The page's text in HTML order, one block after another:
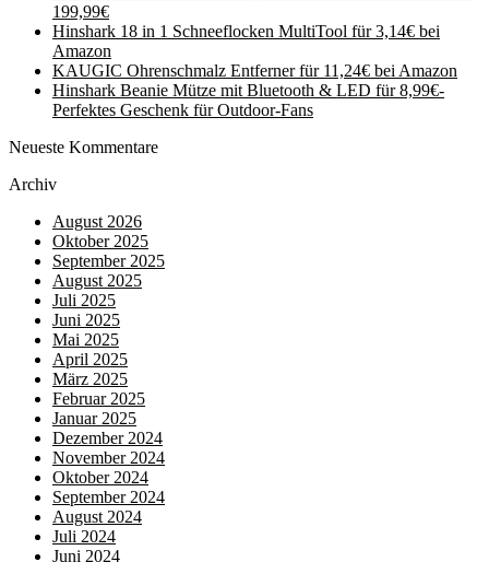
199,99€
Hinshark 18 in 1 Schneeflocken MultiTool für 3,14€ bei
Amazon
KAUGIC Ohrenschmalz Entferner für 11,24€ bei Amazon
Hinshark Beanie Mütze mit Bluetooth & LED für 8,99€-
Perfektes Geschenk für Outdoor-Fans
Neueste Kommentare
Archiv
August 2026
Oktober 2025
September 2025
August 2025
Juli 2025
Juni 2025
Mai 2025
April 2025
März 2025
Februar 2025
Januar 2025
Dezember 2024
November 2024
Oktober 2024
September 2024
August 2024
Juli 2024
Juni 2024